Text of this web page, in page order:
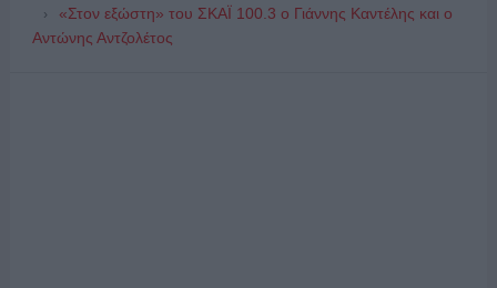
«Στον εξώστη» του ΣΚΑΪ 100.3 ο Γιάννης Καντέλης και ο
Αντώνης Αντζολέτος